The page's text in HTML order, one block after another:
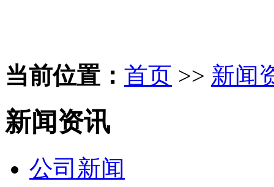
当前位置： 首页 >> 新闻
新闻资讯
公司新闻